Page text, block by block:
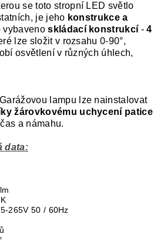
se toto stropní LED světlo
je jeho konstrukce a
vybavenoskládací konstrukcí -4
lze složit v rozsahu 0-90°,
osvětlení v různých úhlech,
lampu lze nainstalovat
žárovkovému uchycení patice
a námahu.
data:
265V 50 / 60Hz